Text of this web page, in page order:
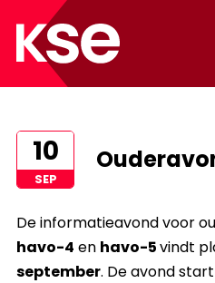
10
SEP
De informatieavond voor
havo-4 en havo-5vindt
september. De avond